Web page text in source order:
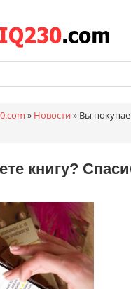
» Новости » Вы
книгу?